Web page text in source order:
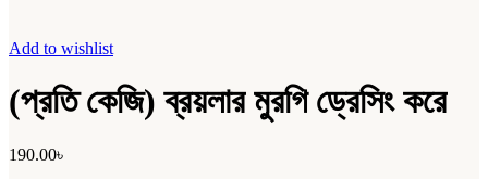
Add to wishlist
(প্রতি কেজি) ব্রয়লার মুরগি ড্রেসিং করে
190.00৳